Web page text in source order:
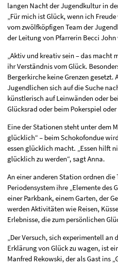
langen Nacht der Jugendkultur in
„Für mich ist Glück, wenn ich
vom zwölfköpfigen Team der
der Leitung von Pfarrerin Becci
„Aktiv und kreativ sein – das macht
ihr Verständnis vom Glück.
Bergerkirche keine Grenzen
Jugendlichen sich auf die Suche
künstlerisch auf Leinwänden oder
Glücksrad oder beim Pokerspiel
Eine der Stationen steht unter dem
glücklich“ – beim Schokofondue
essen glücklich macht. „Essen hilft
glücklich zu werden“, sagt Anna.
An einer anderen Station ordnen die
Periodensystem ihre „Elemente des
einer Parkbank, einem Garten, der
werden Aktivitäten wie Reisen,
Erlebnisse, die zum persönlichen
„Der Versuch, sich experimentell an
Erklärung von Glück zu wagen, ist
Manfred Rekowski, der als Gast ins